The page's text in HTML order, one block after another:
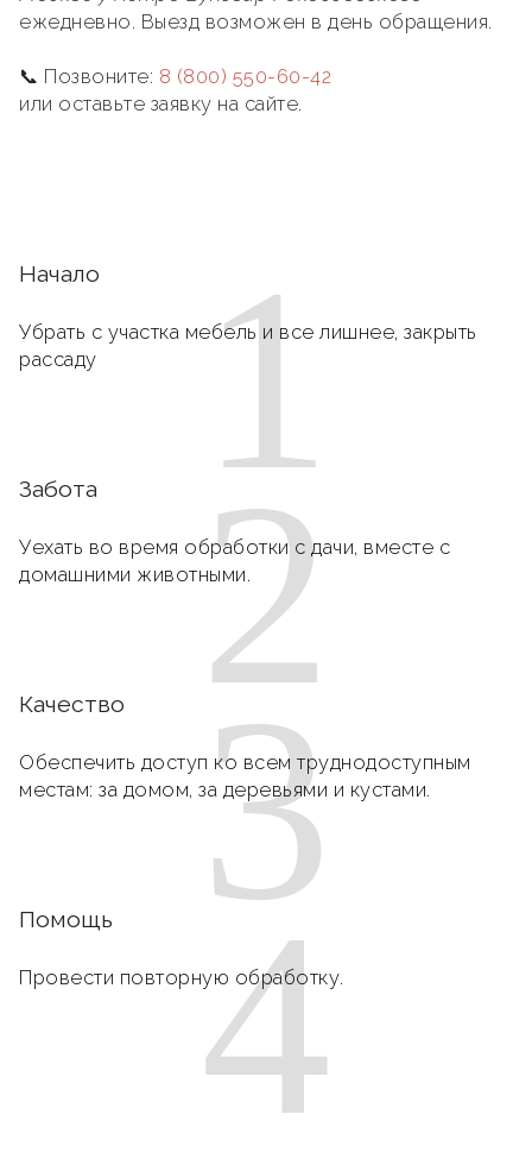
ежедневно. Выезд возможен в день обращения.
📞 Позвоните: 8 (800) 550-60-42
или оставьте заявку на сайте.
1
Начало
Убрать с участка мебель и все лишнее, закрыть
рассаду
2
Забота
Уехать во время обработки с дачи, вместе с
домашними животными.
3
Качество
Обеспечить доступ ко всем труднодоступным
местам: за домом, за деревьями и кустами.
4
Помощь
Провести повторную обработку.